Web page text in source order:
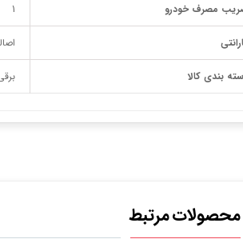
مصرف خودرو 1
بندی کالا
محصولات مرتبط